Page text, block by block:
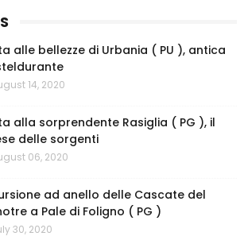
alle bellezze di Urbania ( PU ), antica
14, 2020
alla sorprendente Rasiglia ( PG ), il
delle sorgenti
06, 2020
ad anello delle Cascate del
a Pale di Foligno ( PG )
30, 2020